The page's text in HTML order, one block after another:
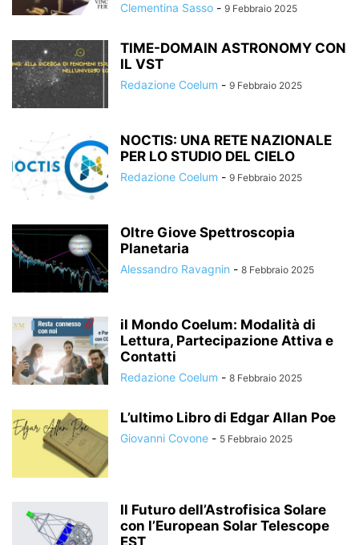
Clementina Sasso - 9 Febbraio 2025
TIME-DOMAIN ASTRONOMY CON
IL VST
Redazione Coelum - 9 Febbraio 2025
NOCTIS: UNA RETE NAZIONALE
PER LO STUDIO DEL CIELO
Redazione Coelum - 9 Febbraio 2025
Oltre Giove Spettroscopia
Planetaria
Alessandro Ravagnin - 8 Febbraio 2025
il Mondo Coelum: Modalità di
Lettura, Partecipazione Attiva e
Contatti
Redazione Coelum - 8 Febbraio 2025
L’ultimo Libro di Edgar Allan Poe
Giovanni Covone - 5 Febbraio 2025
Il Futuro dell’Astrofisica Solare
con l’European Solar Telescope
EST